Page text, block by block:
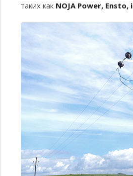
таких как NOJA Power,